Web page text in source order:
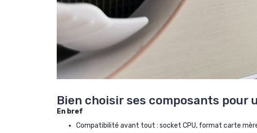
Bien choisir ses composants pour
En bref
Compatibilité avant tout : socket CPU, format carte